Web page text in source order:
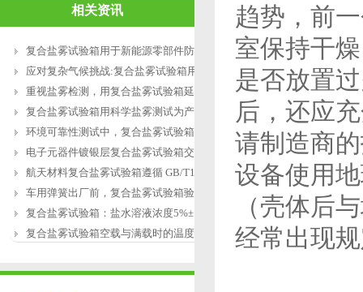
相关资讯
复合盐雾试验箱用于新能源零部件防腐测
应对复杂气候挑战:复合盐雾试验箱用于涂
重视盐雾检测，用复合盐雾试验箱延长产
复合盐雾试验箱用科学盐雾测试为产品研
环境可靠性测试中，复合盐雾试验箱缺水
电子元器件镀银层复合盐雾试验箱交变盐
航天材料复合盐雾试验箱遵循 GB/T12967.3
车用弹簧出厂前，复合盐雾试验箱验证盐
复合盐雾试验箱：盐水溶液浓度5%±1%的配
复合盐雾试验箱空载与满载时的温度恢复
趋势，前
室保持干
是否放置
后，还应
请制造商
设备使用
（壳体后
经常出现